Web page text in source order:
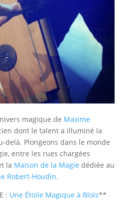
magique de Maxime
dont le talent a illuminé la
delà. Plongeons dans le monde
entre les rues chargées
la Maison de la Magie dédiée au
Robert-Houdin.
: Une Étoile Magique à Blois**